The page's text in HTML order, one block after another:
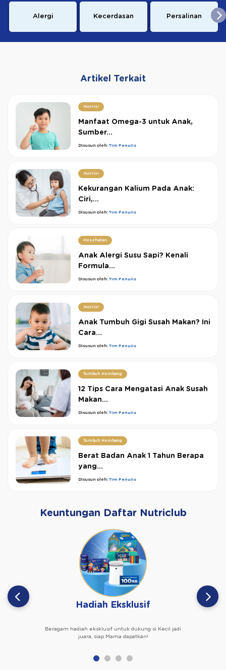
Alergi Kecerdasan Persalinan
Artikel Terkait
Nutrisi
Manfaat Omega-3 untuk Anak,
Sumber...
Disusun oleh: Tim Penulis
Nutrisi
Kekurangan Kalium Pada Anak:
Ciri,...
Disusun oleh: Tim Penulis
Kesehatan
Anak Alergi Susu Sapi? Kenali
Formula...
Disusun oleh: Tim Penulis
Nutrisi
Anak Tumbuh Gigi Susah Makan? Ini
Cara...
Disusun oleh: Tim Penulis
Tumbuh Kembang
12 Tips Cara Mengatasi Anak Susah
Makan...
Disusun oleh: Tim Penulis
Tumbuh Kembang
Berat Badan Anak 1 Tahun Berapa
yang...
Disusun oleh: Tim Penulis
Keuntungan Daftar Nutriclub
Hadiah Eksklusif
Beragam hadiah eksklusif untuk dukung si Kecil jadi
juara, siap Mama dapatkan!